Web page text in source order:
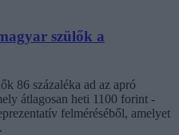
szülők a
86 százaléka ad az apró
átlagosan heti 1100 forint -
felméréséből, amelyet